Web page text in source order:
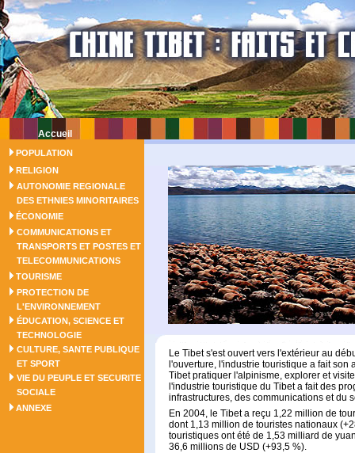
Accueil
POPULATION
RELIGION
AUTONOMIE REGIONALE
DES ETHNIES MINORITAIRES
ÉCONOMIE
COMMUNICATIONS ET
TRANSPORTS ET POSTES ET
TELECOMMUNICATIONS
TOURISME
PROTECTION DE
L'ENVIRONNEMENT
ÉDUCATION, SCIENCE ET
TECHNOLOGIE
CULTURE, SANTE PUBLIQUE
ET SPORT
VIE DU PEUPLE ET SECURITE
SOCIALE
ANNEXE
Le Tibet s'est ouvert vers l'extérieur au
l'ouverture, l'industrie touristique a fait
Tibet pratiquer l'alpinisme, explorer et
l'industrie touristique du Tibet a fait des
infrastructures, des communications et du
En 2004, le Tibet a reçu 1,22 million de
dont 1,13 million de touristes nationaux
touristiques ont été de 1,53 milliard de
36,6 millions de USD (+93,5 %).